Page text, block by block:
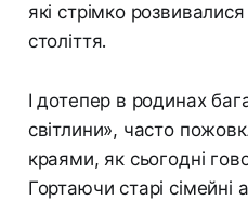
які стрімко
століття.
І дотепер в родинах
світлини», часто
краями, як сьогодні
Гортаючи старі